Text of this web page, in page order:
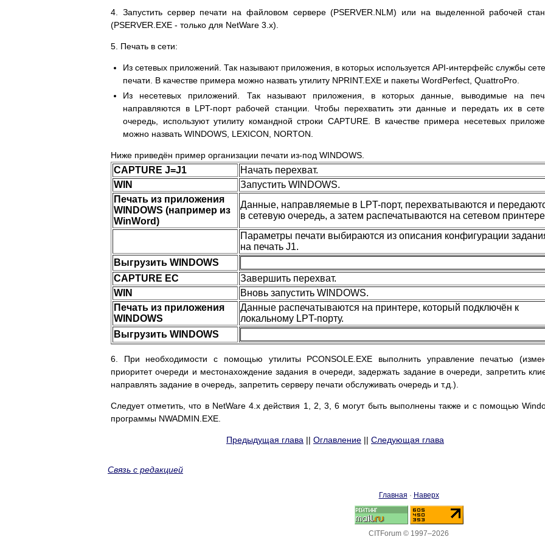
4. Запустить сервер печати на файловом сервере (PSERVER.NLM) или на выделенной рабочей
(PSERVER.EXE - только для NetWare 3.х).
5. Печать в сети:
Из сетевых приложений. Так называют приложения, в которых используется API-интерфейс службы
печати. В качестве примера можно назвать утилиту NPRINT.EXE и пакеты WordPerfect, QuattroPro.
Из несетевых приложений. Так называют приложения, в которых данные, выводимые на
направляются в LPT-порт рабочей станции. Чтобы перехватить эти данные и передать их в
очередь, используют утилиту командной строки CAPTURE. В качестве примера несетевых
можно назвать WINDOWS, LEXICON, NORTON.
Ниже приведён пример организации печати из-под WINDOWS.
CAPTURE J=J1
Начать перехват.
WIN
Запустить WINDOWS.
Печать из приложения
WINDOWS (например из
WinWord)
Данные, направляемые в LPT-порт, перехватываются и
в сетевую очередь, а затем распечатываются на сетевом принтере
Параметры печати выбираются из описания конфигурации
на печать J1.
Выгрузить WINDOWS
CAPTURE EC
Завершить перехват.
WIN
Вновь запустить WINDOWS.
Печать из приложения
WINDOWS
Данные распечатываются на принтере, который подключён к
локальному LPT-порту.
Выгрузить WINDOWS
6. При необходимости с помощью утилиты PCONSOLE.EXE выполнить управление печатью
приоритет очереди и местонахождение задания в очереди, задержать задание в очереди, запретить
направлять задание в очередь, запретить серверу печати обслуживать очередь и т.д.).
Следует отметить, что в NetWare 4.х действия 1, 2, 3, 6 могут быть выполнены также и с помощью
программы NWADMIN.EXE.
Предыдущая глава || Оглавление || Следующая глава
Связь с редакцией
Главная · Наверх
CITForum © 1997–2026